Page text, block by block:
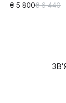
₴ 5 800₴ 6 440